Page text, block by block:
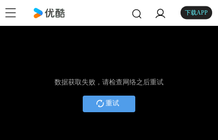
下载APP
数据获取失败，请检查网络之后重试
重试